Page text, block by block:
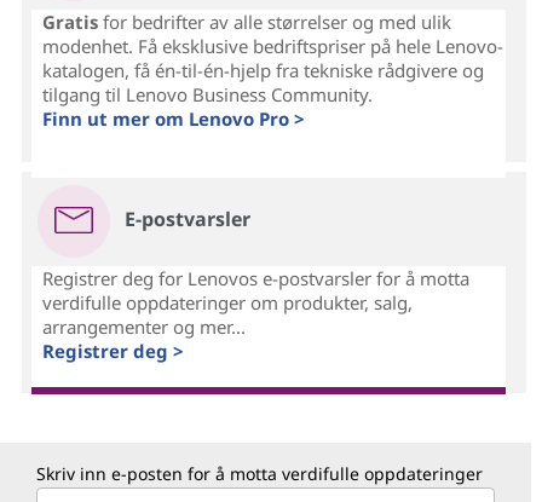
Gratisfor bedrifter av alle størrelser og med ulik
modenhet. Få eksklusive bedriftspriser på hele Lenovo-
katalogen, få én-til-én-hjelp fra tekniske rådgivere og
tilgang til Lenovo Business Community.
Finn ut mer om Lenovo Pro >
E-postvarsler
Registrer deg for Lenovos e-postvarsler for å motta
verdifulle oppdateringer om produkter, salg,
arrangementer og mer...
Registrer deg >
Skriv inn e-posten for å motta verdifulle oppdateringer